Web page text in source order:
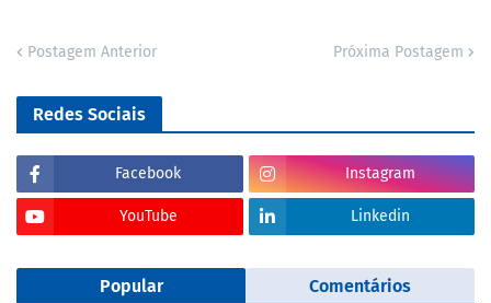
Postagem Anterior Próxima Postagem
Redes Sociais
Facebook Instagram
YouTube Linkedin
Popular Comentários